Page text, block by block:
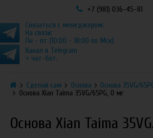
+7 (981) 036-45-81
Связаться с менеджером.
На связи:
Пн - пт (10:00 - 18:00 по Мск)
Канал в Telegram
+ чат-бот.
Сделай сам Основа
Основа 35VG/
Основа Xian Taima 35VG/65PG, 0 мг
Основа Xian Taima